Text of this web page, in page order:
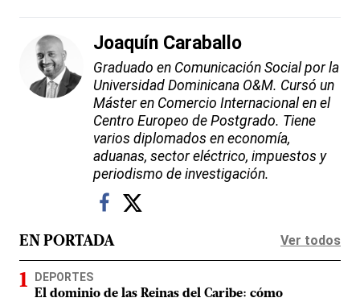
Joaquín Caraballo
Graduado en Comunicación Social por la
Universidad Dominicana O&M. Cursó un
Máster en Comercio Internacional en el
Centro Europeo de Postgrado. Tiene
varios diplomados en economía,
aduanas, sector eléctrico, impuestos y
periodismo de investigación.
EN PORTADA Ver todos
DEPORTES
El dominio de las Reinas del Caribe: cómo